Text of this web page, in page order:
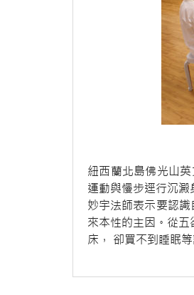
紐西蘭北島佛光山
運動與慢步逕行沉澱
妙宇法師表示要認
來本性的主因。從
床， 卻買不到睡眠